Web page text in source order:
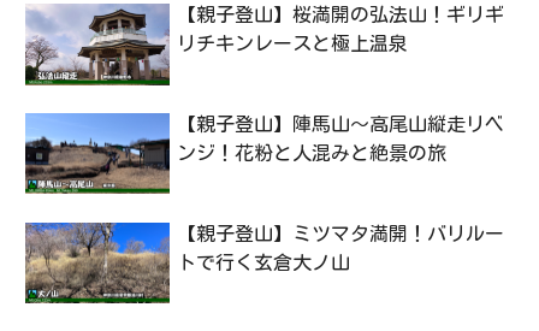
【親子登山】桜満開の弘法山！ギリギ
リチキンレースと極上温泉
【親子登山】陣馬山〜高尾山縦走リベ
ンジ！花粉と人混みと絶景の旅
【親子登山】ミツマタ満開！バリルー
トで行く玄倉大ノ山